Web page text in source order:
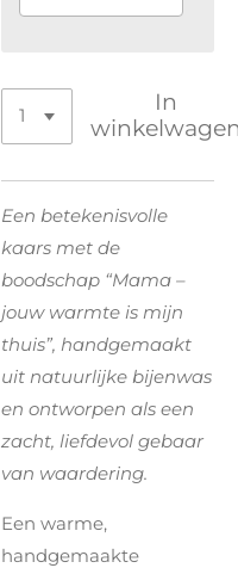
In
Een betekenisvolle
kaars met de
boodschap “Mama –
jouw warmte is mijn
thuis”, handgemaakt
uit natuurlijke bijenwas
en ontworpen als een
zacht, liefdevol gebaar
van waardering.
Een warme,
handgemaakte